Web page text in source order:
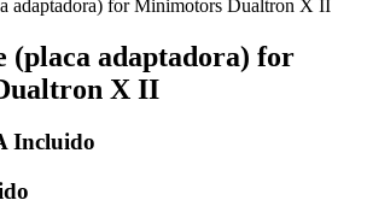
(placa adaptadora) for
X II
Incluido